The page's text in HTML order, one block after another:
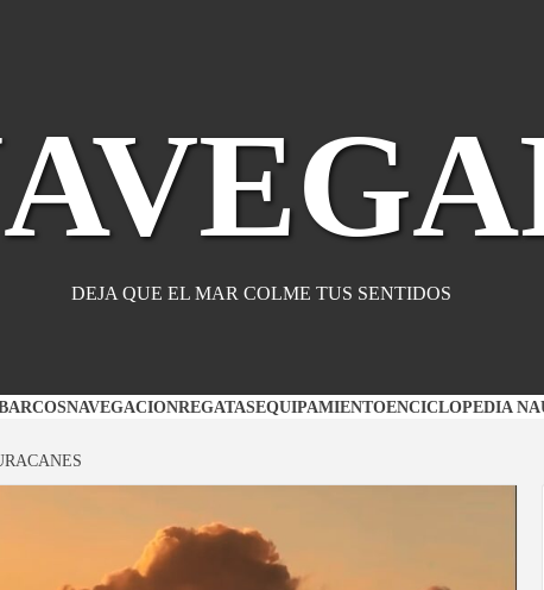
DEJA QUE EL MAR COLME TUS SENTIDOS
NAVEGACIONREGATASEQUIPAMIENTOENCICLOPEDIA